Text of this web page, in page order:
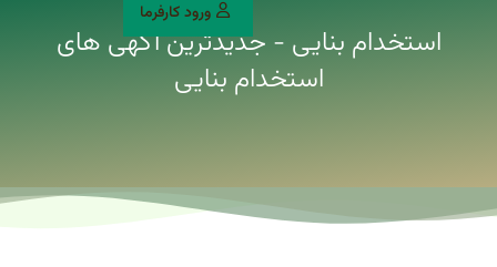
ورود کارفرما
استخدام بنایی - جدیدترین آگهی های
استخدام بنایی